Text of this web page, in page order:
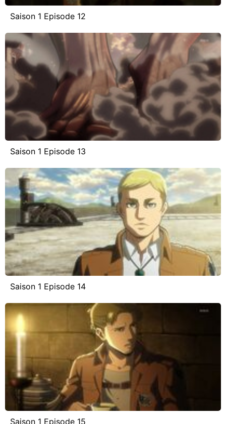
Saison 1 Episode 12
Saison 1 Episode 13
Saison 1 Episode 14
Saison 1 Episode 15